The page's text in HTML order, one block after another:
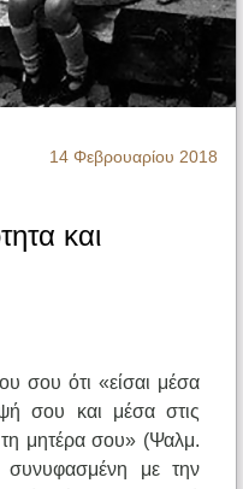
14 Φεβρουαρίου 2018
και
σου ότι «είσαι μέσα
σου και μέσα στις
μητέρα σου» (Ψαλμ.
με την